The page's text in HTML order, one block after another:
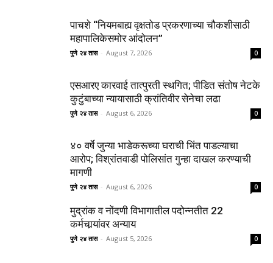
पाचशे “नियमबाह्य वृक्षतोड प्रकरणाच्या चौकशीसाठी
महापालिकेसमोर आंदोलन”
पुणे २४ तास - August 7, 2026 0
एसआरए कारवाई तात्पुरती स्थगित; पीडित संतोष नेटके
कुटुंबाच्या न्यायासाठी क्रांतिवीर सेनेचा लढा
पुणे २४ तास - August 6, 2026 0
४० वर्षे जुन्या भाडेकरूच्या घराची भिंत पाडल्याचा
आरोप; विश्रांतवाडी पोलिसांत गुन्हा दाखल करण्याची
मागणी
पुणे २४ तास - August 6, 2026 0
मुद्रांक व नोंदणी विभागातील पदोन्नतीत 22
कर्मचार्‍यांवर अन्याय
पुणे २४ तास - August 5, 2026 0